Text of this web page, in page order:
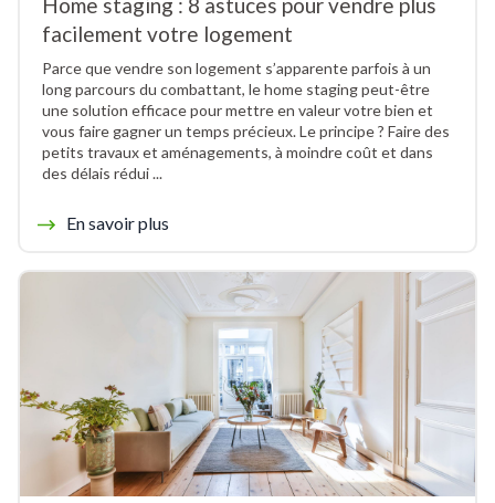
facilement votre logement
Parce que vendre son logement s’apparente parfois à un
long parcours du combattant, le home staging peut-être
une solution efficace pour mettre en valeur votre bien et
vous faire gagner un temps précieux. Le principe ? Faire des
petits travaux et aménagements, à moindre coût et dans
des délais rédui ...
En savoir plus